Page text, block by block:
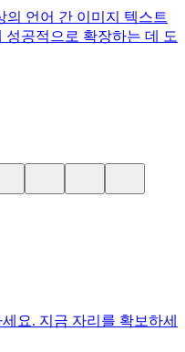
의 언어 간 이미지 텍스트
공적으로 확장하는 데 도
요. 지금 자리를 확보하세